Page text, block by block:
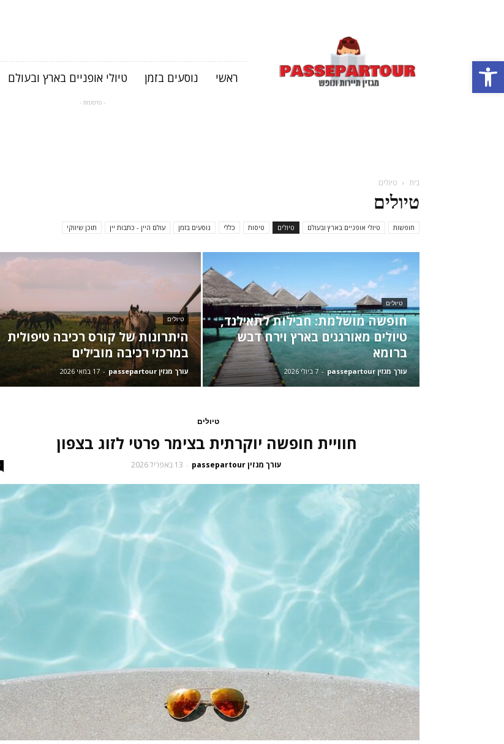
פתח סרגל נגישות
ונופש
בארץ
ראשי נוסעים בזמן טיולי אופניים בארץ ובעולם
- פרסומת -
בית טיולים
טיולים
חופשות טיולי אופניים בארץ ובעולם טיולים טיסות כללי נוסעים בזמן עולם היין - כתבות יין תוכן שיווקי
טיולים
חופשה מושלמת: חבילות לתאילנד,
טיולים מאורגנים בארץ וירח דבש
ברומא
עורך מגזין passepartour - 7 ביולי 2026
טיולים
היתרונות של קורס רכיבה טיפולית
במרכזי רכיבה מובילים
עורך מגזין passepartour - 17 במאי 2026
טיולים
חוויית חופשה יוקרתית בצימר פרטי לזוג בצפון
עורך מגזין passepartour - 13 באפריל 2026